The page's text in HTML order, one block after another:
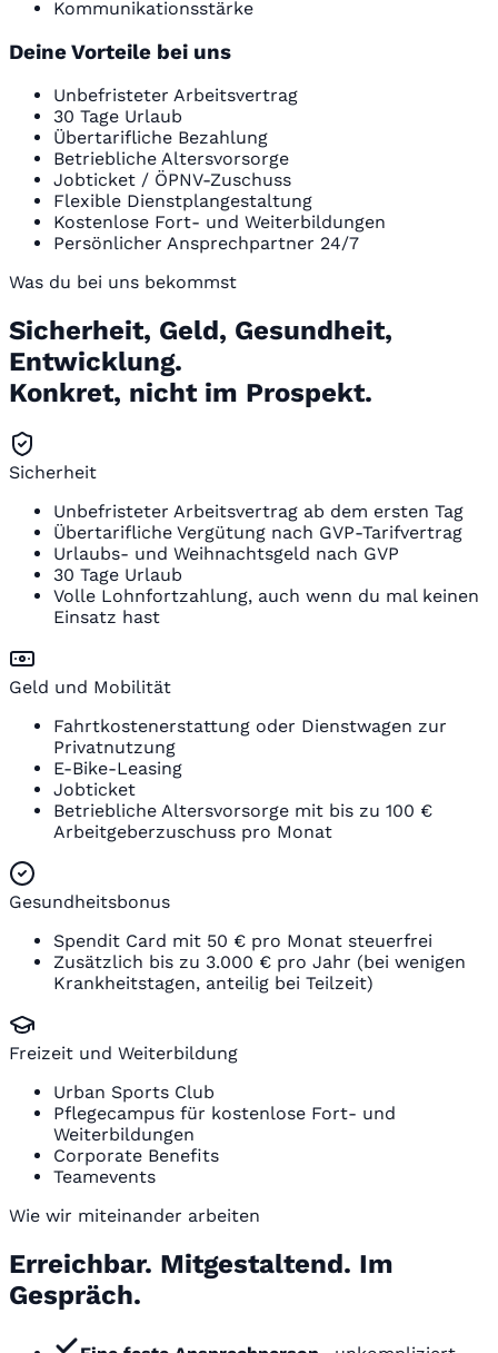
Kommunikationsstärke
Deine Vorteile bei uns
Unbefristeter Arbeitsvertrag
30 Tage Urlaub
Übertarifliche Bezahlung
Betriebliche Altersvorsorge
Jobticket / ÖPNV-Zuschuss
Flexible Dienstplangestaltung
Kostenlose Fort- und Weiterbildungen
Persönlicher Ansprechpartner 24/7
Was du bei uns bekommst
Sicherheit, Geld, Gesundheit,
Entwicklung.
Konkret, nicht im Prospekt.
Sicherheit
Unbefristeter Arbeitsvertrag ab dem ersten Tag
Übertarifliche Vergütung nach GVP-Tarifvertrag
Urlaubs- und Weihnachtsgeld nach GVP
30 Tage Urlaub
Volle Lohnfortzahlung, auch wenn du mal keinen
Einsatz hast
Geld und Mobilität
Fahrtkostenerstattung oder Dienstwagen zur
Privatnutzung
E-Bike-Leasing
Jobticket
Betriebliche Altersvorsorge mit bis zu 100 €
Arbeitgeberzuschuss pro Monat
Gesundheitsbonus
Spendit Card mit 50 € pro Monat steuerfrei
Zusätzlich bis zu 3.000 € pro Jahr (bei wenigen
Krankheitstagen, anteilig bei Teilzeit)
Freizeit und Weiterbildung
Urban Sports Club
Pflegecampus für kostenlose Fort- und
Weiterbildungen
Corporate Benefits
Teamevents
Wie wir miteinander arbeiten
Erreichbar. Mitgestaltend. Im
Gespräch.